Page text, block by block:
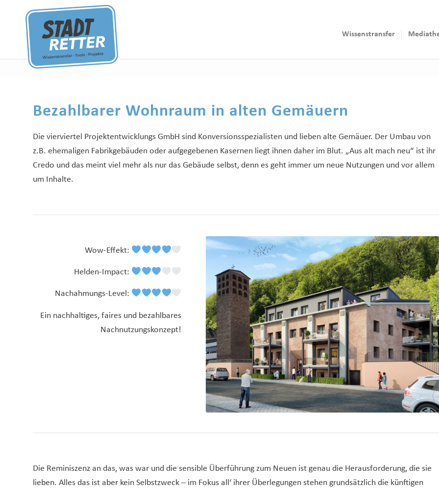
Wissenstransfer
Bezahlbarer Wohnraum in alten Gemäuern
Die vierviertel Projektentwicklungs GmbH sind Konversionsspezialisten und lieben alte Gemäuer. Der Umbau von
z.B. ehemaligen Fabrikgebäuden oder aufgegebenen Kasernen liegt ihnen daher im Blut. „Aus alt mach neu“ ist ihr
Credo und das meint viel mehr als nur das Gebäude selbst, denn es geht immer um neue Nutzungen und vor allem
um Inhalte.
Wow-Effekt:
Helden-Impact:
Nachahmungs-Level:
Ein nachhaltiges, faires und bezahlbares
Nachnutzungskonzept!
Die Reminiszenz an das, was war und die sensible Überführung zum Neuen ist genau die Herausforderung, die sie
lieben. Alles das ist aber kein Selbstzweck – im Fokus all‘ ihrer Überlegungen stehen grundsätzlich die künftigen